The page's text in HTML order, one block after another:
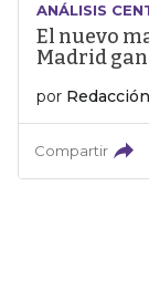
ANÁLISIS
El nuevo
Madrid
por
Compartir